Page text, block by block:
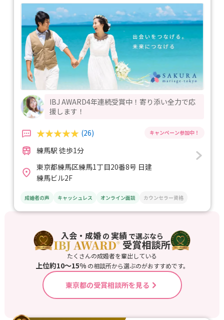
IBJ AWARD4年連続受賞中！寄り添い全力で応
援します！
(26)
練馬駅 徒歩1分
東京都練馬区練馬1丁目20番8号 日建
練馬ビル2F
成婚者の声 キャッシュレス オンライン面談 カウンセラー資格
入会・成婚の 実績で選ぶなら
たくさんの成婚者を輩出している
上位約10〜15%の相談所から選ぶのがおすすめです。
東京都の受賞相談所を見る